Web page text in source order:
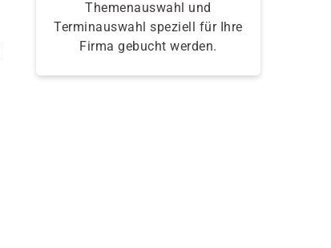
Themenauswahl und
Terminauswahl speziell für Ihre
Firma gebucht werden.